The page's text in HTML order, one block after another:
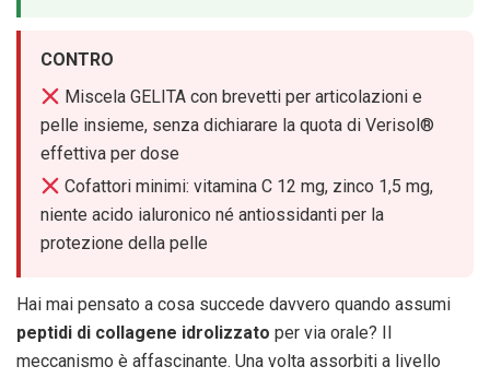
CONTRO
Miscela GELITA con brevetti per articolazioni e
pelle insieme, senza dichiarare la quota di Verisol®
effettiva per dose
Cofattori minimi: vitamina C 12 mg, zinco 1,5 mg,
niente acido ialuronico né antiossidanti per la
protezione della pelle
Hai mai pensato a cosa succede davvero quando assumi
peptidi di collagene idrolizzato per via orale? Il
meccanismo è affascinante. Una volta assorbiti a livello